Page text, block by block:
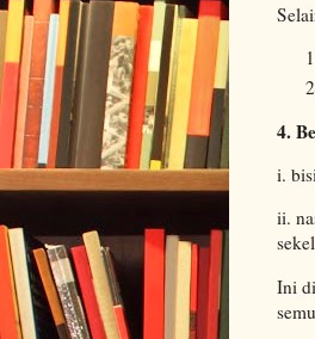
4.
i.
ii.
Ini